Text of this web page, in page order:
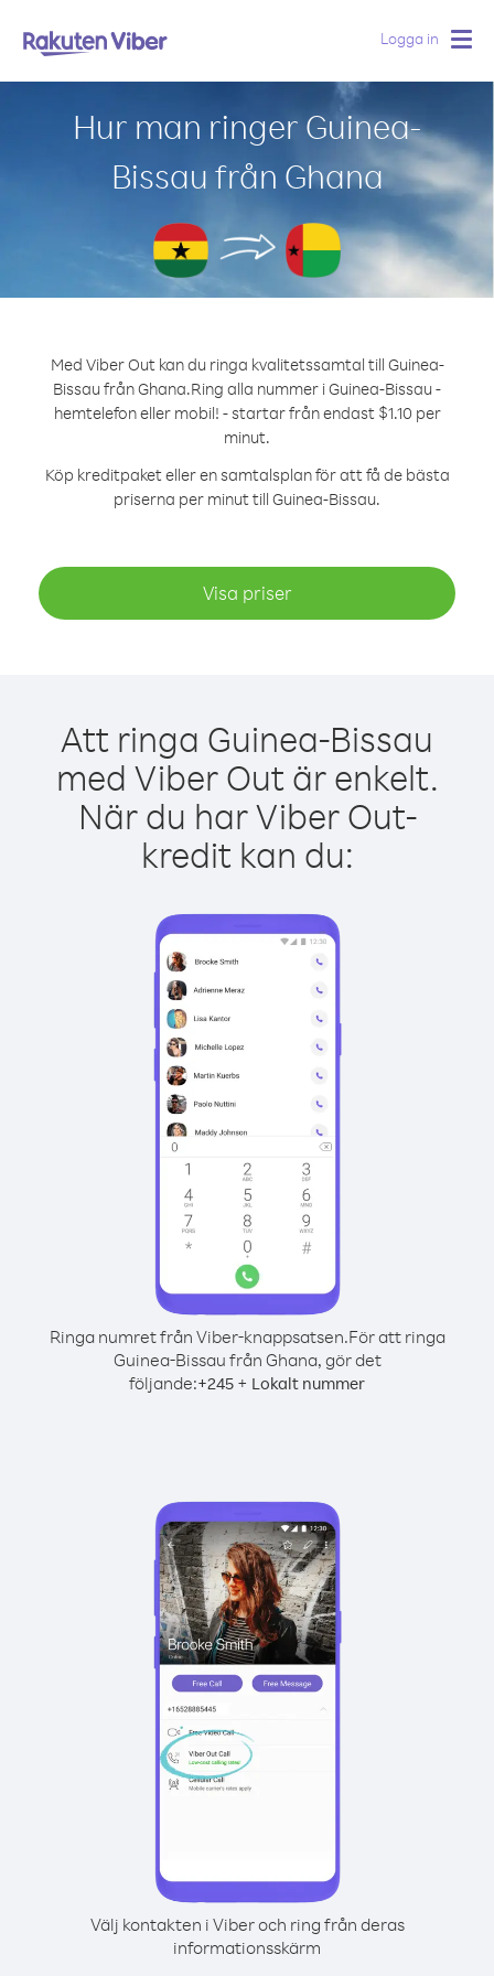
Logga in
Hur man ringer Guinea-
Bissau från Ghana
Med Viber Out kan du ringa kvalitetssamtal till Guinea-
Bissau från Ghana.Ring alla nummer i Guinea-Bissau -
hemtelefon eller mobil! - startar från endast $1.10 per
minut.
Köp kreditpaket eller en samtalsplan för att få de bästa
priserna per minut till Guinea-Bissau.
Visa priser
Att ringa Guinea-Bissau
med Viber Out är enkelt.
När du har Viber Out-
kredit kan du:
Ringa numret från Viber-knappsatsen.För att ringa
Guinea-Bissau från Ghana, gör det
följande:+245 + Lokalt nummer
Välj kontakten i Viber och ring från deras
informationsskärm